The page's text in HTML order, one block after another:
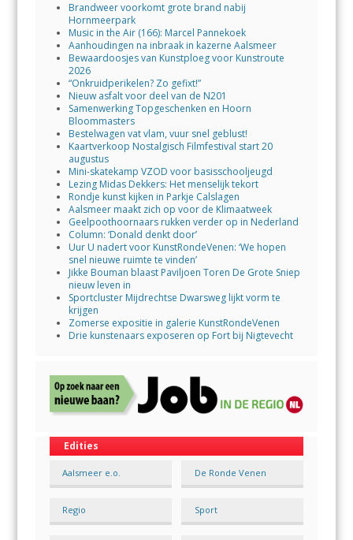
Brandweer voorkomt grote brand nabij
Hornmeerpark
Music in the Air (166): Marcel Pannekoek
Aanhoudingen na inbraak in kazerne Aalsmeer
Bewaardoosjes van Kunstploeg voor Kunstroute
2026
“Onkruidperikelen? Zo gefixt!”
Nieuw asfalt voor deel van de N201
Samenwerking Topgeschenken en Hoorn
Bloommasters
Bestelwagen vat vlam, vuur snel geblust!
Kaartverkoop Nostalgisch Filmfestival start 20
augustus
Mini-skatekamp VZOD voor basisschooljeugd
Lezing Midas Dekkers: Het menselijk tekort
Rondje kunst kijken in Parkje Calslagen
Aalsmeer maakt zich op voor de Klimaatweek
Geelpoothoornaars rukken verder op in Nederland
Column: ‘Donald denkt door’
Uur U nadert voor KunstRondeVenen: ‘We hopen
snel nieuwe ruimte te vinden’
Jikke Bouman blaast Paviljoen Toren De Grote Sniep
nieuw leven in
Sportcluster Mijdrechtse Dwarsweg lijkt vorm te
krijgen
Zomerse expositie in galerie KunstRondeVenen
Drie kunstenaars exposeren op Fort bij Nigtevecht
Edities
Aalsmeer e.o. De Ronde Venen
Regio Sport